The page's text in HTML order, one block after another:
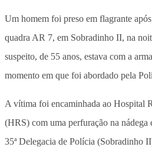
Um homem foi preso em flagrante
quadra AR 7, em Sobradinho II, na
suspeito, de 55 anos, estava com a
momento em que foi abordado pela
A vítima foi encaminhada ao Hospital
(HRS) com uma perfuração na nádega
35ª Delegacia de Polícia (Sobradinho